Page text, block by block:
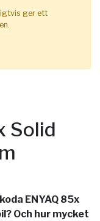
ger ett
Solid
ENYAQ 85x
Och hur mycket